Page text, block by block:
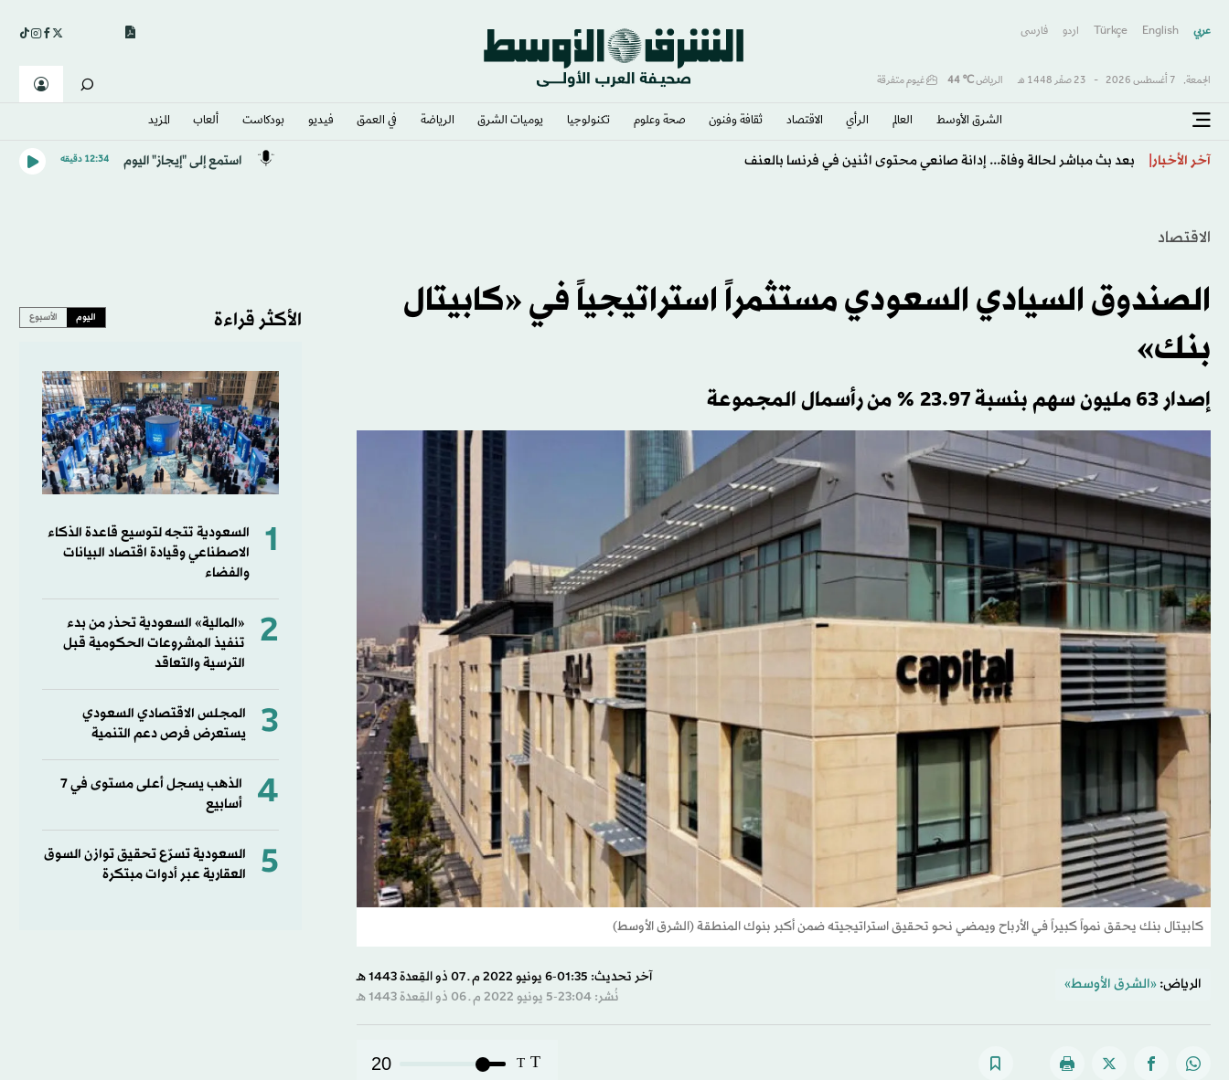
عربي English
Türkçe اردو فارسى
الجمعة, 7 أغسطس 2026 - 23 صفَر 1448 هـ الرياض℃
44 غيوم متفرقة
الشرق الأوسط​ العالم الرأي الاقتصاد ثقافة وفنون صحة وعلوم تكنولوجيا يوميات الشرق​ الرياضة في العمق فيديو بودكاست ألعاب المزيد
آخر الأخبار الاتحاد الكوري الجنوبي موّل خدمات جنسية لحكام أجانب استمع إلى "إيجاز" اليوم 12:34 دقيقه
الاقتصاد
الصندوق السيادي السعودي مستثمراً استراتيجياً في «كابيتال
بنك»
إصدار 63 مليون سهم بنسبة 23.97 % من رأسمال المجموعة
كابيتال بنك يحقق نمواً كبيراً في الأرباح ويمضي نحو تحقيق استراتيجيته ضمن أكبر بنوك المنطقة (الشرق الأوسط)
الرياض: «الشرق الأوسط»
آخر تحديث: 01:35-6 يونيو 2022 م ـ 07 ذو القِعدة 1443 هـ
نُشر: 23:04-5 يونيو 2022 م ـ 06 ذو القِعدة 1443 هـ
T
T
20
الأكثر قراءة اليوم الأسبوع
1
السعودية تتجه لتوسيع قاعدة الذكاء
الاصطناعي وقيادة اقتصاد البيانات
والفضاء
2
«المالية» السعودية تحذر من بدء
تنفيذ المشروعات الحكومية قبل
الترسية والتعاقد
3
المجلس الاقتصادي السعودي
يستعرض فرص دعم التنمية
4
الذهب يسجل أعلى مستوى في 7
أسابيع
5
السعودية تسرّع تحقيق توازن السوق
العقارية عبر أدوات مبتكرة